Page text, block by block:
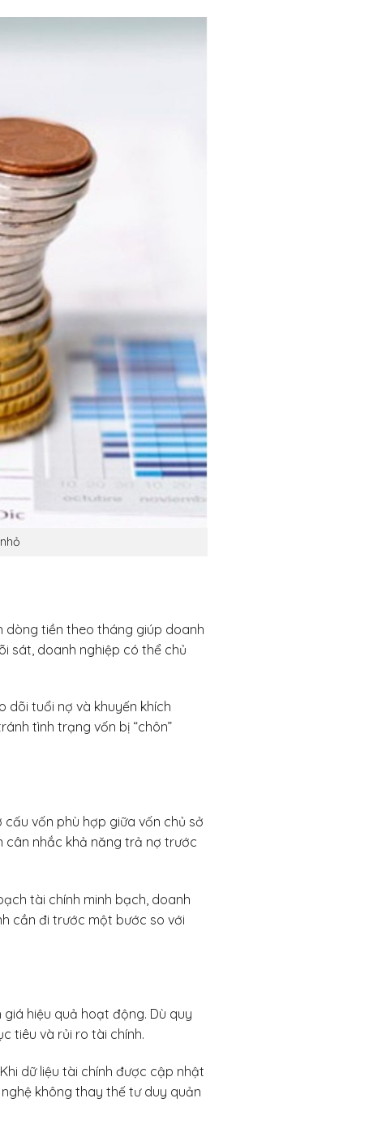
dòng tiền theo tháng giúp doanh
sát, doanh nghiệp có thể chủ
dõi tuổi nợ và khuyến khích
tình trạng vốn bị “chôn”
vốn phù hợp giữa vốn chủ sở
cân nhắc khả năng trả nợ trước
tài chính minh bạch, doanh
cần đi trước một bước so với
hiệu quả hoạt động. Dù quy
tiêu và rủi ro tài chính.
dữ liệu tài chính được cập nhật
không thay thế tư duy quản